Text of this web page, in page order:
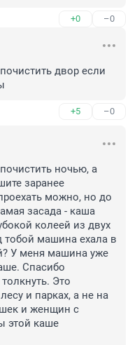
+0 –0
двор если
+5 –0
ночью, а
заранее
можно, но до
засада - каша
колеей из двух
тобой машина ехала в
У меня машина уже
Спасибо
Это
и парках, а не на
и женщин с
этой каше